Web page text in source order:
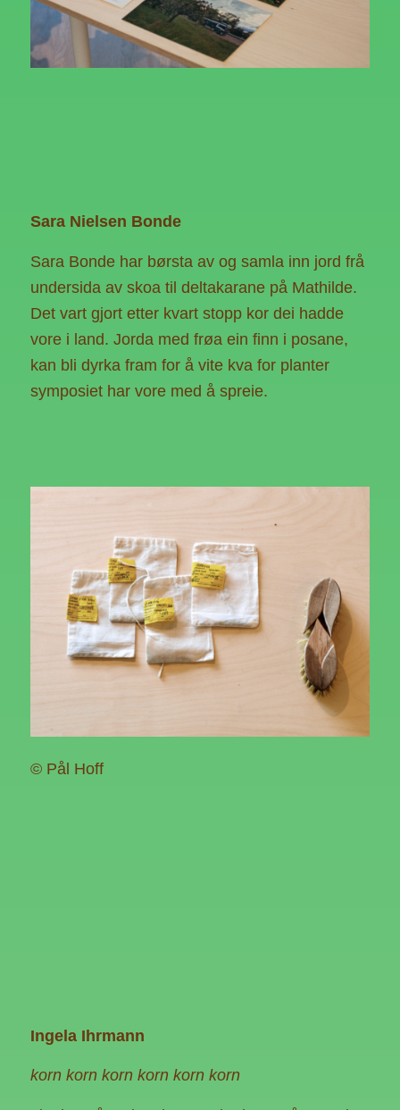
Sara Nielsen Bonde
Sara Bonde har børsta av og samla inn jord frå
undersida av skoa til deltakarane på Mathilde.
Det vart gjort etter kvart stopp kor dei hadde
vore i land. Jorda med frøa ein finn i posane,
kan bli dyrka fram for å vite kva for planter
symposiet har vore med å spreie.
© Pål Hoff
Ingela Ihrmann
korn korn korn korn korn korn